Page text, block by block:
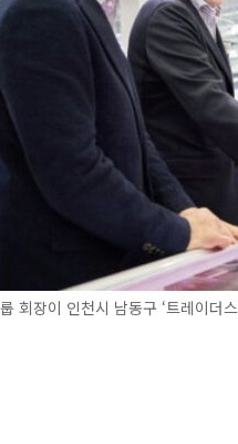
회장이 인천시 남동구 ‘트레이더